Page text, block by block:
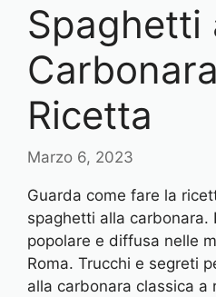
Spaghetti
Ricetta
Marzo 6, 2023
Guarda come fare la
spaghetti alla carbonara.
popolare e diffusa nelle
Roma. Trucchi e segreti
alla carbonara classica a